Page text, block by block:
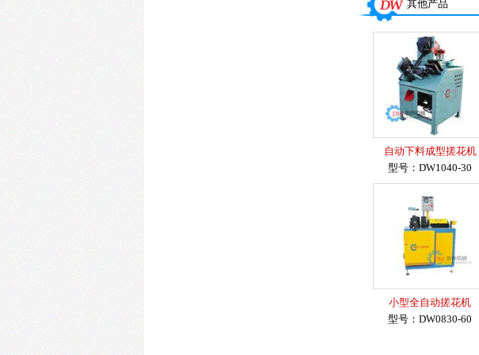
其他产品
自动下料成型搓花机
型号：DW1040-30
小型全自动搓花机
型号：DW0830-60